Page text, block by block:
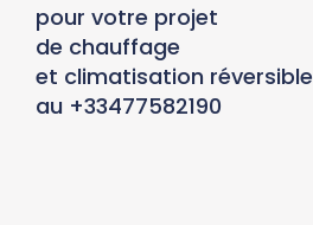
pour votre projet
de chauffage
et climatisation réversible
au +33477582190